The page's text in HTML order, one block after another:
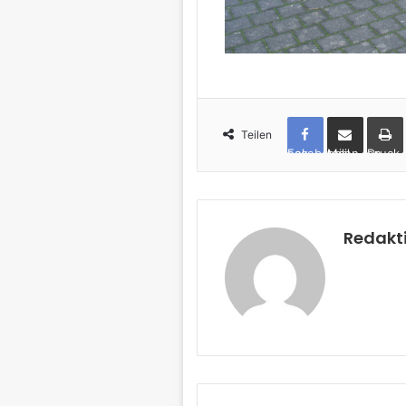
Teilen
Facebook per Mail teilen Drucken